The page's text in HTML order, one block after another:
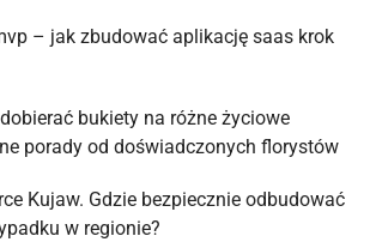
– jak zbudować aplikację saas krok
bukiety na różne życiowe
porady od doświadczonych florystów
Kujaw. Gdzie bezpiecznie odbudować
w regionie?